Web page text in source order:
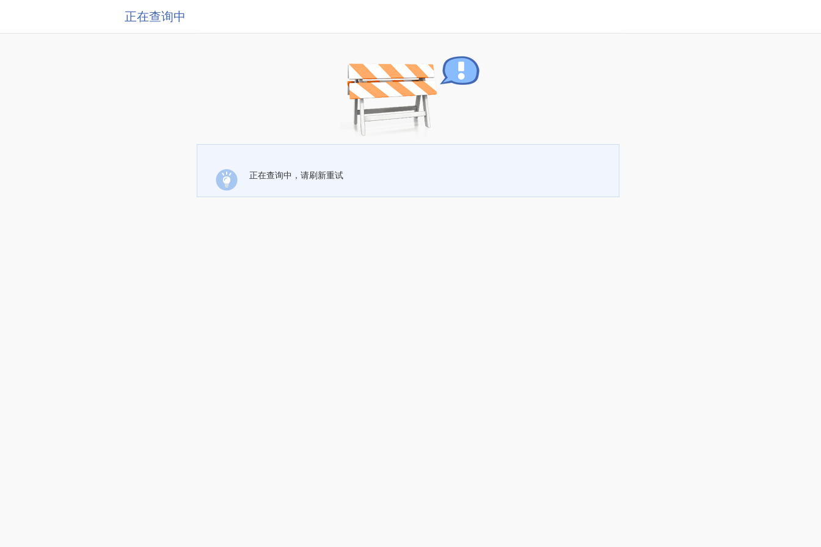
正在查询中
正在查询中，请刷新重试